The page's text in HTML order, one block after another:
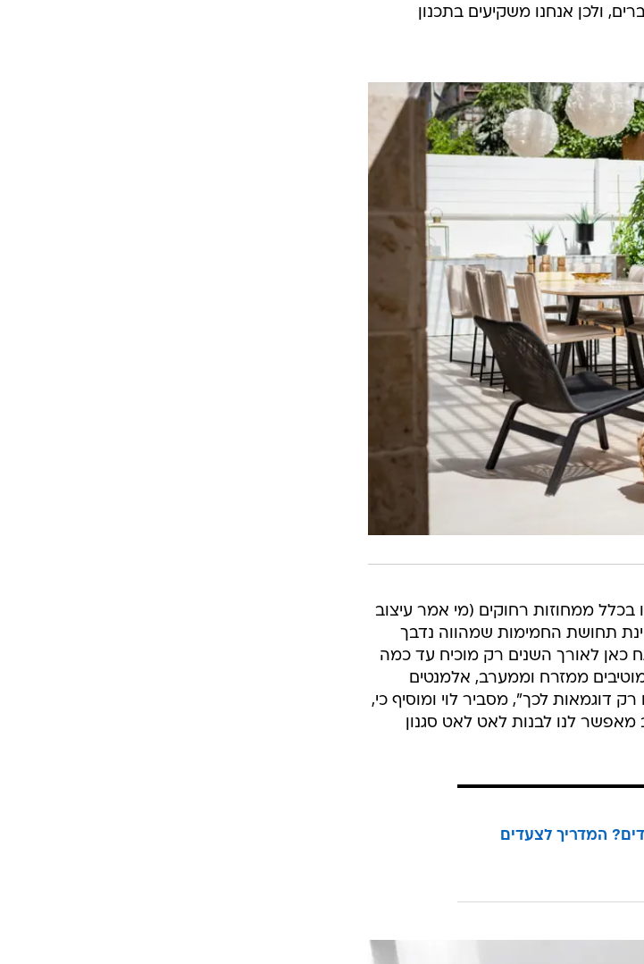
ולכן אנחנו משקיעים בתכנון
ממחוזות רחוקים (מי אמר עיצוב
תחושת החמימות שמהווה נדבך
כאן לאורך השנים רק מוכיח עד כמה
ממזרח וממערב, אלמנטים
דוגמאות לכך", מסביר לוי ומוסיף כי,
מאפשר לנו לבנות לאט לאט סגנון
המדריך לצעדים